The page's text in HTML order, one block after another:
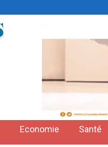
Economie Santé